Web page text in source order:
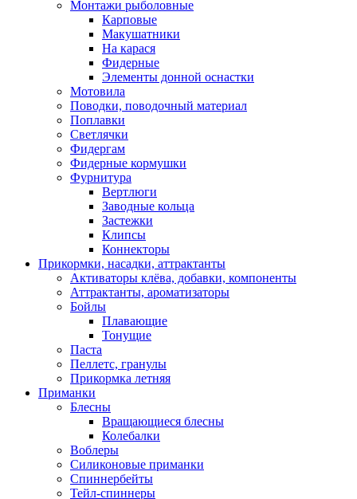
Монтажи рыболовные
Карповые
Макушатники
На карася
Фидерные
Элементы донной оснастки
Мотовила
Поводки, поводочный материал
Поплавки
Светлячки
Фидергам
Фидерные кормушки
Фурнитура
Вертлюги
Заводные кольца
Застежки
Клипсы
Коннекторы
Прикормки, насадки, аттрактанты
Активаторы клёва, добавки, компоненты
Аттрактанты, ароматизаторы
Бойлы
Плавающие
Тонущие
Паста
Пеллетс, гранулы
Прикормка летняя
Приманки
Блесны
Вращающиеся блесны
Колебалки
Воблеры
Силиконовые приманки
Спиннербейты
Тейл-спиннеры